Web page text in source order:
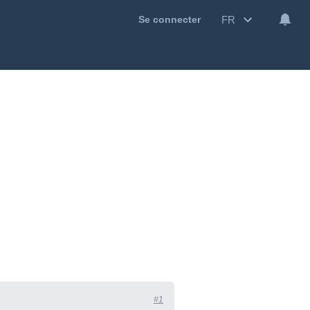
Se connecter FR
#1